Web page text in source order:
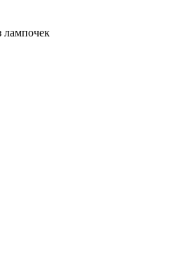
лампочек